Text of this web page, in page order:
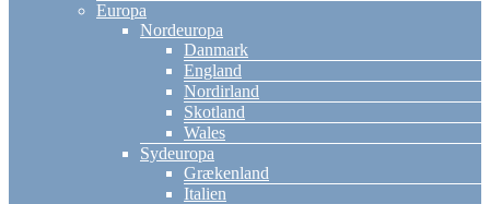
Europa
Nordeuropa
Danmark
England
Nordirland
Skotland
Wales
Sydeuropa
Grækenland
Italien